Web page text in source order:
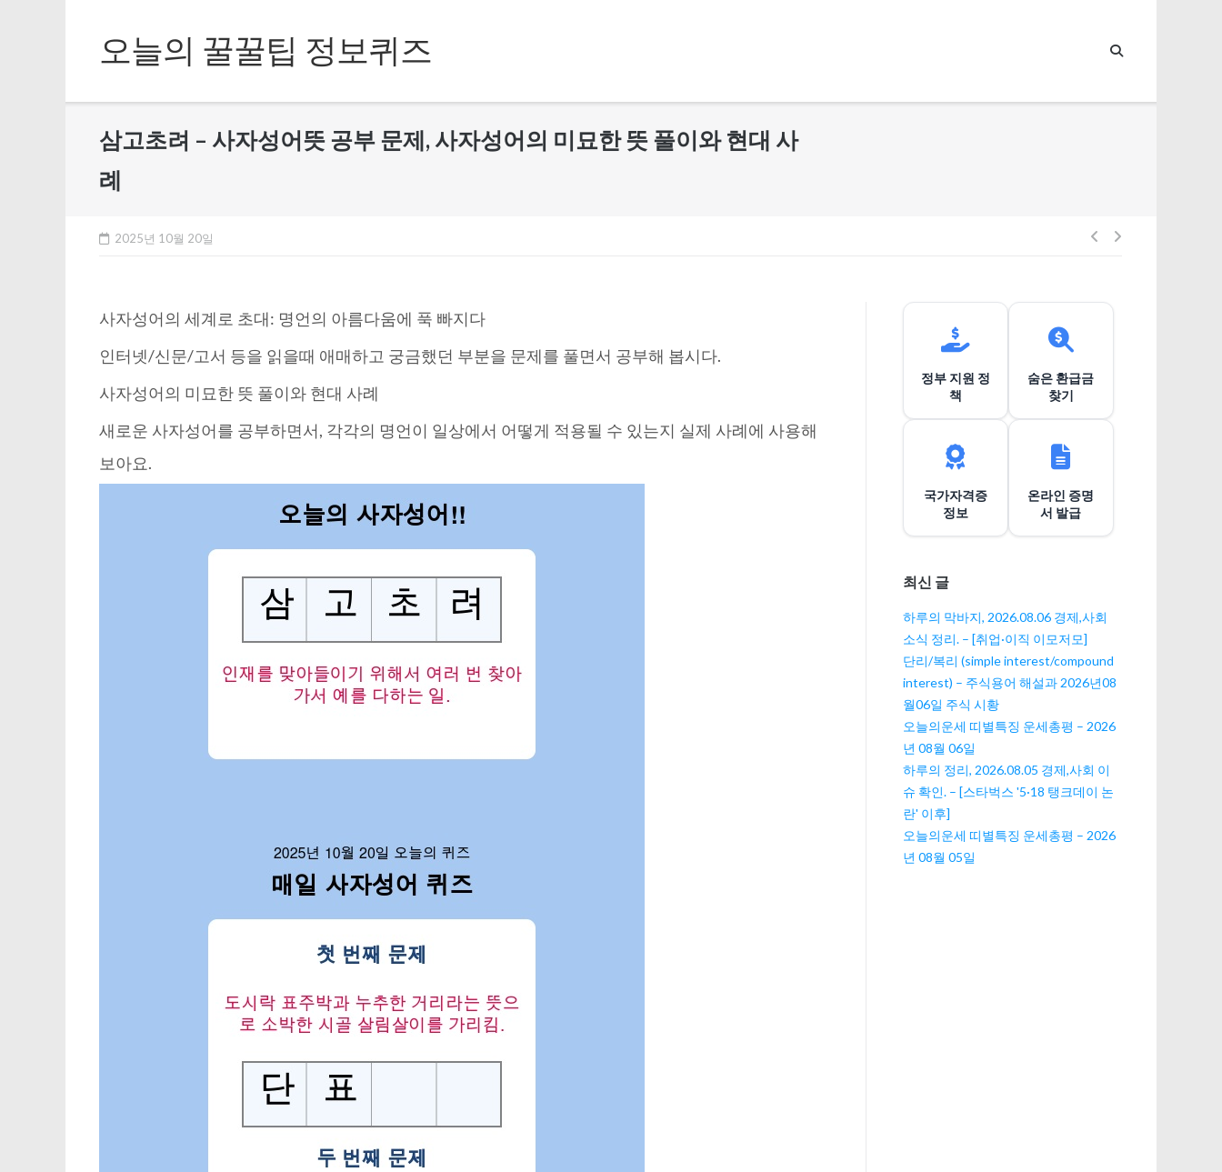
content오늘의 꿀꿀팁 정보퀴즈
삼고초려 – 사자성어뜻 공부 문제, 사자성어의 미묘한 뜻 풀이와 현대 사
례
2025년 10월 20일
글
게
이
사자성어의 세계로 초대: 명언의 아름다움에 푹 빠지다
인터넷/신문/고서 등을 읽을때 애매하고 궁금했던 부분을 문제를 풀면서 공부해 봅시다.
사자성어의 미묘한 뜻 풀이와 현대 사례
새로운 사자성어를 공부하면서, 각각의 명언이 일상에서 어떻게 적용될 수 있는지 실제 사례에 사용해
보아요.
정부 지원 정
책
숨은 환급금
찾기
국가자격증
정보
온라인 증명
서 발급
최신 글
하루의 막바지, 2026.08.06 경제,사회
소식 정리. – [취업·이직 이모저모]
단리/복리 (simple interest/compound
interest) – 주식용어 해설과 2026년08
월06일 주식 시황
오늘의운세 띠별특징 운세총평 – 2026
년 08월 06일
하루의 정리, 2026.08.05 경제,사회 이
슈 확인. – [스타벅스 '5·18 탱크데이 논
란' 이후]
오늘의운세 띠별특징 운세총평 – 2026
년 08월 05일